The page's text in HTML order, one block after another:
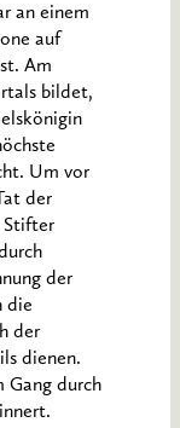
an einem
auf
Am
bildet,
Um vor
der
Stifter
der
die
der
dienen.
Gang durch